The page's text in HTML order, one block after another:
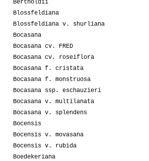
Bertholdii
Blossfeldiana
Blossfeldiana v. shurliana
Bocasana
Bocasana cv. FRED
Bocasana cv. roseiflora
Bocasana f. cristata
Bocasana f. monstruosa
Bocasana ssp. eschauzieri
Bocasana v. multilanata
Bocasana v. splendens
Bocensis
Bocensis v. movasana
Bocensis v. rubida
Boedekeriana